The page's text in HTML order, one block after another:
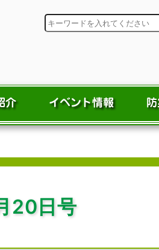
検
20日号